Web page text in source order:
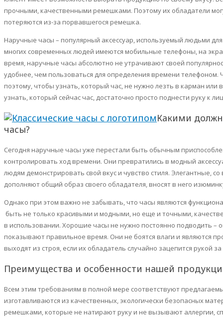
прочными, качественными ремешками. Поэтому их обладатели
потеряются из-за порвавшегося ремешка.
Наручные часы – популярный аксессуар, используемый людьми
многих современных людей имеются мобильные телефоны, на
время, наручные часы абсолютно не утрачивают своей
удобнее, чем пользоваться для определения времени телефоном.
поэтому, чтобы узнать, который час, не нужно лезть в карман или
узнать, который сейчас час, достаточно просто поднести руку к
Какими
часы?
Сегодня наручные часы уже перестали быть обычным
контролировать ход времени. Они превратились в модный
людям демонстрировать свой вкус и чувство стиля. Элегантные,
дополняют общий образ своего обладателя, вносят в него
Однако при этом важно не забывать, что часы являются
быть не только красивыми и модными, но еще и точными,
в использовании. Хорошие часы не нужно постоянно подводить –
показывают правильное время. Они не боятся влаги и являются
выходят из строя, если их обладатель случайно зацепится рукой
Преимущества и особенности нашей
Всем этим требованиям в полной мере соответствуют
изготавливаются из качественных, экологически безопасных
ремешками, которые не натирают руку и не вызывают аллергии,